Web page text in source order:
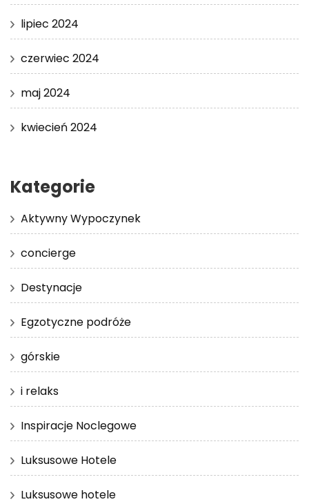
lipiec 2024
czerwiec 2024
maj 2024
kwiecień 2024
Kategorie
Aktywny Wypoczynek
concierge
Destynacje
Egzotyczne podróże
górskie
i relaks
Inspiracje Noclegowe
Luksusowe Hotele
Luksusowe hotele